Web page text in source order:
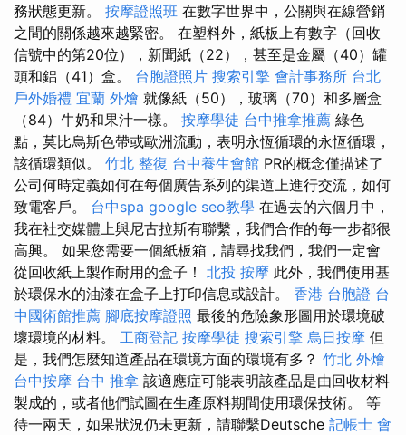
務狀態更新。 按摩證照班 在數字世界中，公關與在線營銷
之間的關係越來越緊密。 在塑料外，紙板上有數字（回收
信號中的第20位），新聞紙（22），甚至是金屬（40）罐
頭和鋁（41）盒。 台胞證照片 搜索引擎 會計事務所 台北
戶外婚禮 宜蘭 外燴 就像紙（50），玻璃（70）和多層盒
（84）牛奶和果汁一樣。 按摩學徒 台中推拿推薦 綠色
點，莫比烏斯色帶或歐洲流動，表明永恆循環的永恆循環，
該循環類似。 竹北 整復 台中養生會館 PR的概念僅描述了
公司何時定義如何在每個廣告系列的渠道上進行交流，如何
致電客戶。 台中spa google seo教學 在過去的六個月中，
我在社交媒體上與尼古拉斯有聯繫，我們合作的每一步都很
高興。 如果您需要一個紙板箱，請尋找我們，我們一定會
從回收紙上製作耐用的盒子！ 北投 按摩 此外，我們使用基
於環保水的油漆在盒子上打印信息或設計。 香港 台胞證 台
中國術館推薦 腳底按摩證照 最後的危險象形圖用於環境破
壞環境的材料。 工商登記 按摩學徒 搜索引擎 烏日按摩 但
是，我們怎麼知道產品在環境方面的環境有多？ 竹北 外燴
台中按摩 台中 推拿 該適應症可能表明該產品是由回收材料
製成的，或者他們試圖在生產原料期間使用環保技術。 等
待一兩天，如果狀況仍未更新，請聯繫Deutsche 記帳士 會